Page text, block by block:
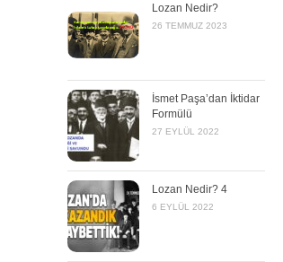
Lozan Nedir?
26 TEMMUZ 2023
İsmet Paşa’dan İktidar
Formülü
27 EYLÜL 2022
Lozan Nedir? 4
6 EYLÜL 2022